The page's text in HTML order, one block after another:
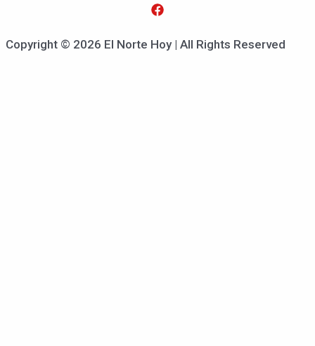
Copyright © 2026 El Norte Hoy | All Rights Reserved